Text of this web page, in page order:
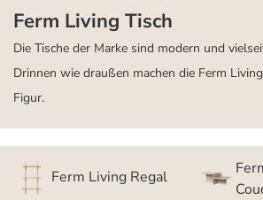
Ferm Living Tisch
Die Tische der Marke sind modern und
Drinnen wie draußen machen die Ferm
Figur.
Ferm Living Regal